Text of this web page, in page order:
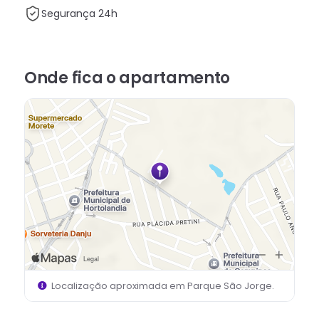
Segurança 24h
Onde fica o apartamento
Localização aproximada em Parque São Jorge.